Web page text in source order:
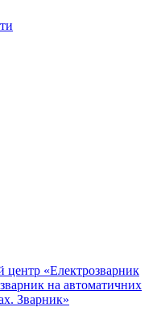
центр «Електрозварник
на автоматичних
Зварник»